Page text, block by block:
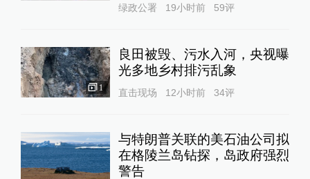
绿政公署 19小时前 59评
1
良田被毁、污水入河，央视曝
光多地乡村排污乱象
直击现场 12小时前 34评
与特朗普关联的美石油公司拟
在格陵兰岛钻探，岛政府强烈
警告